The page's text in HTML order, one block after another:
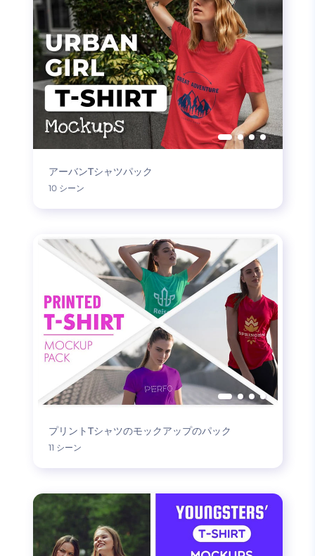
アーバンTシャツパック
10 シーン
プリントTシャツのモックアップのパック
11 シーン